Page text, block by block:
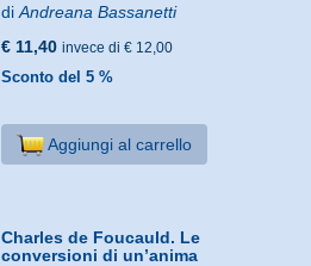
diAndreana Bassanetti
€ 11,40 invece di € 12,00
Sconto del 5 %
Aggiungi al carrello
Charles de Foucauld. Le
conversioni di un’anima